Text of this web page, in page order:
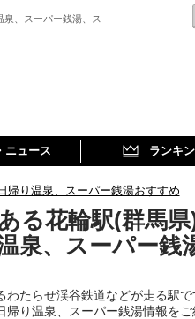
、スーパー銭湯、ス
ニュース ランキ
帰り温泉、スーパー銭湯おすすめ
る花輪駅(群馬県
泉、スーパー銭
わたらせ渓谷鉄道などが走る駅
り温泉、スーパー銭湯情報をご